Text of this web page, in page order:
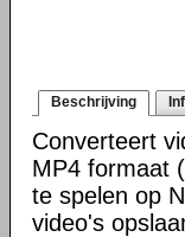
Beschrijving
Converteert
MP4 formaat
te spelen op
video's